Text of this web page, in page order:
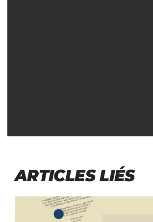
ARTICLES LIÉS